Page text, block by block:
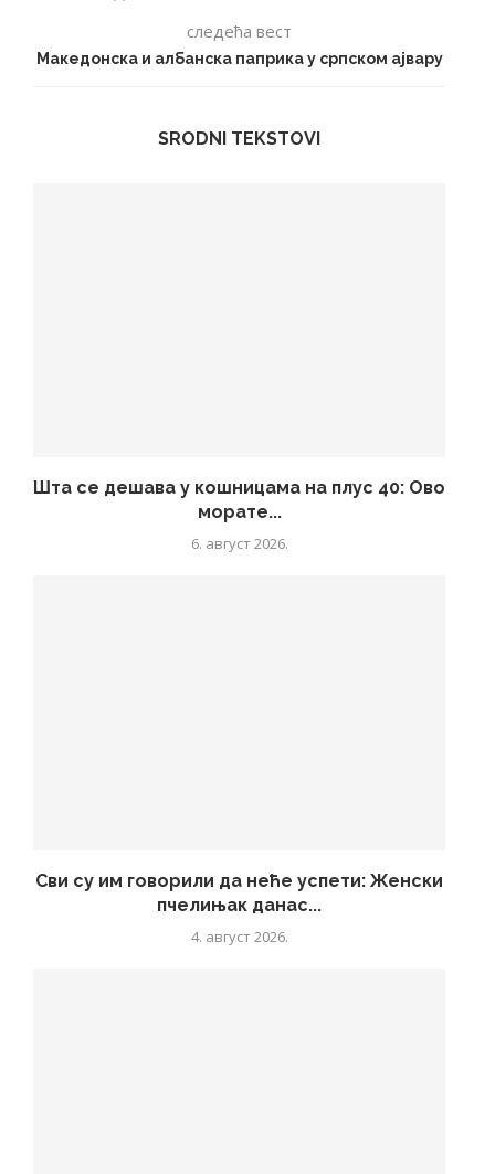
следећа вест
Македонска и албанска паприка у српском ајвару
SRODNI TEKSTOVI
Шта се дешава у кошницама на плус 40: Ово
морате...
6. август 2026.
Сви су им говорили да неће успети: Женски
пчелињак данас...
4. август 2026.